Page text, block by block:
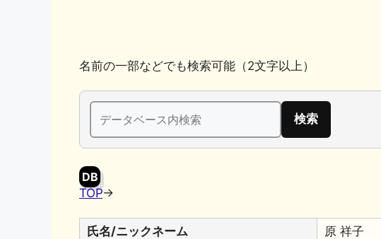
名前の一部などでも検索可能（2文字以上）
検
索:
DB
TOP→
氏名/ニックネーム
原 祥子